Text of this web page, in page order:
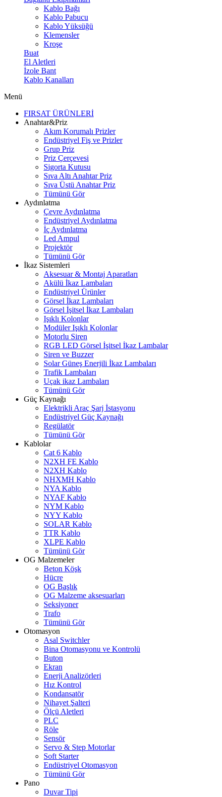
Kablo Bağı
Kablo Pabucu
Kablo Yüksüğü
Klemensler
Kroşe
Buat
El Aletleri
İzole Bant
Kablo Kanalları
Menü
FIRSAT ÜRÜNLERİ
Anahtar&Priz
Akım Korumalı Prizler
Endüstriyel Fiş ve Prizler
Grup Priz
Priz Çerçevesi
Sigorta Kutusu
Sıva Altı Anahtar Priz
Sıva Üstü Anahtar Priz
Tümünü Gör
Aydınlatma
Çevre Aydınlatma
Endüstriyel Aydınlatma
İç Aydınlatma
Led Ampul
Projektör
Tümünü Gör
İkaz Sistemleri
Aksesuar & Montaj Aparatları
Akülü İkaz Lambaları
Endüstriyel Ürünler
Görsel İkaz Lambaları
Görsel İşitsel İkaz Lambaları
Işıklı Kolonlar
Modüler Işıklı Kolonlar
Motorlu Siren
RGB LED Görsel İşitsel İkaz Lambalar
Siren ve Buzzer
Solar Güneş Enerjili İkaz Lambaları
Trafik Lambaları
Uçak ikaz Lambaları
Tümünü Gör
Güç Kaynağı
Elektrikli Araç Şarj İstasyonu
Endüstriyel Güç Kaynağı
Regülatör
Tümünü Gör
Kablolar
Cat 6 Kablo
N2XH FE Kablo
N2XH Kablo
NHXMH Kablo
NYA Kablo
NYAF Kablo
NYM Kablo
NYY Kablo
SOLAR Kablo
TTR Kablo
XLPE Kablo
Tümünü Gör
OG Malzemeler
Beton Köşk
Hücre
OG Başlık
OG Malzeme aksesuarları
Seksiyoner
Trafo
Tümünü Gör
Otomasyon
Asal Switchler
Bina Otomasyonu ve Kontrolü
Buton
Ekran
Enerji Analizörleri
Hız Kontrol
Kondansatör
Nihayet Şalteri
Ölçü Aletleri
PLC
Röle
Sensör
Servo & Step Motorlar
Soft Starter
Endüstriyel Otomasyon
Tümünü Gör
Pano
Duvar Tipi